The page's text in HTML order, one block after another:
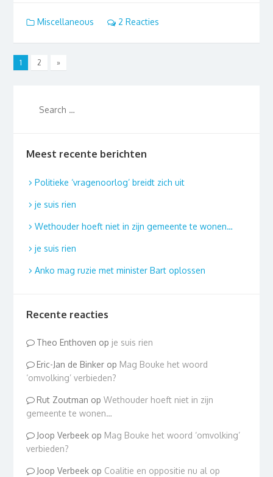
Miscellaneous 2 Reacties
1 2 »
Meest recente berichten
Politieke ‘vragenoorlog’ breidt zich uit
je suis rien
Wethouder hoeft niet in zijn gemeente te wonen…
je suis rien
Anko mag ruzie met minister Bart oplossen
Recente reacties
Theo Enthoven op je suis rien
Eric-Jan de Binker op Mag Bouke het woord
‘omvolking’ verbieden?
Rut Zoutman opWethouder hoeft niet in zijn
gemeente te wonen…
Joop Verbeek op Mag Bouke het woord ‘omvolking’
verbieden?
Joop Verbeek op Coalitie en oppositie nu al op